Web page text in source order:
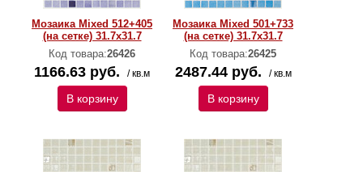
Мозаика Mixed 512+405
(на сетке) 31.7x31.7
Код товара:26426
1166.63 руб. / кв.м
В корзину
Мозаика Mixed 501+733
(на сетке) 31.7x31.7
Код товара:26425
2487.44 руб. / кв.м
В корзину